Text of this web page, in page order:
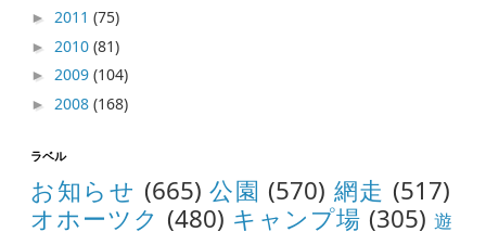
►2011(75)
► 2010(81)
►2009(104)
► 2008(168)
ラベル
お知らせ (665) 公園 (570) 網走 (517)
オホーツク (480) キャンプ場 (305) 遊